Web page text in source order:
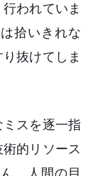
われていま
拾いきれな
抜けてしま
スを逐一指
的リソース
。人間の目